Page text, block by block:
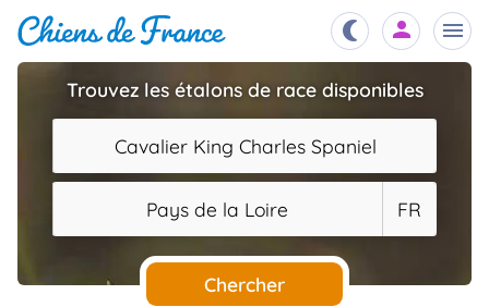
Chiots
Éleveurs
Étalons
Trouvez les étalons de race disponibles
Cavalier King Charles Spaniel
Pays de la Loire FR
Chercher